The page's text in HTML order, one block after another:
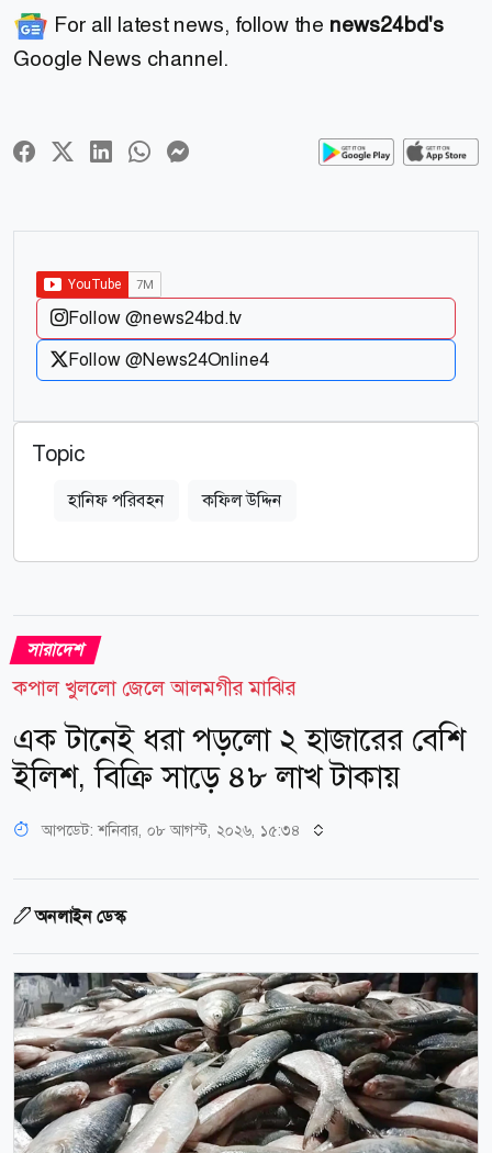
For all latest news, follow the news24bd's
Google News channel.
Follow @news24bd.tv
Follow @News24Online4
Topic
হানিফ পরিবহন কফিল উদ্দিন
সারাদেশ
কপাল খুললো জেলে আলমগীর মাঝির
এক টানেই ধরা পড়লো ২ হাজারের বেশি
ইলিশ, বিক্রি সাড়ে ৪৮ লাখ টাকায়
আপডেট: শনিবার, ০৮ আগস্ট, ২০২৬, ১৫:৩৪
অনলাইন ডেস্ক